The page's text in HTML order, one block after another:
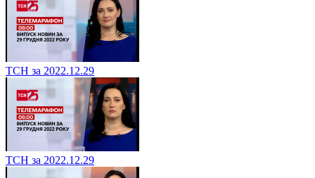
ТСН за 2022.12.29
ТСН за 2022.12.29